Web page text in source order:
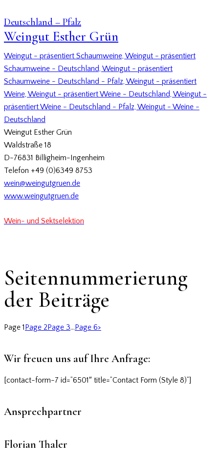
Deutschland – Pfalz
Weingut Esther Grün
Weingut - präsentiert Schaumweine, Weingut - präsentiert
Schaumweine - Deutschland, Weingut - präsentiert
Schaumweine - Deutschland - Pfalz, Weingut - präsentiert
Weine, Weingut - präsentiert Weine - Deutschland, Weingut -
präsentiert Weine - Deutschland - Pfalz, Weingut - Weine -
Deutschland
Weingut Esther Grün
Waldstraße 18
D-76831 Billigheim-Ingenheim
Telefon +49 (0)6349 8753
wein@weingutgruen.de
www.weingutgruen.de
Wein- und Sektselektion
Seitennummerierung
der Beiträge
Page 1Page 2Page 3…Page 6>
Wir freuen uns auf Ihre Anfrage:
[contact-form-7 id=”6501″ title=”Contact Form (Style 8)”]
Ansprechpartner
Florian Thaler